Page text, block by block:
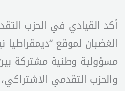
أكد القيادي في الحزب
الغضبان لموقع “ديمقراطيا
مسؤولية وطنية مشتركة بين
والحزب التقدمي